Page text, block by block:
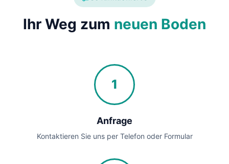
Ihr Weg zum neuen Boden
1
Anfrage
Kontaktieren Sie uns per Telefon oder Formular